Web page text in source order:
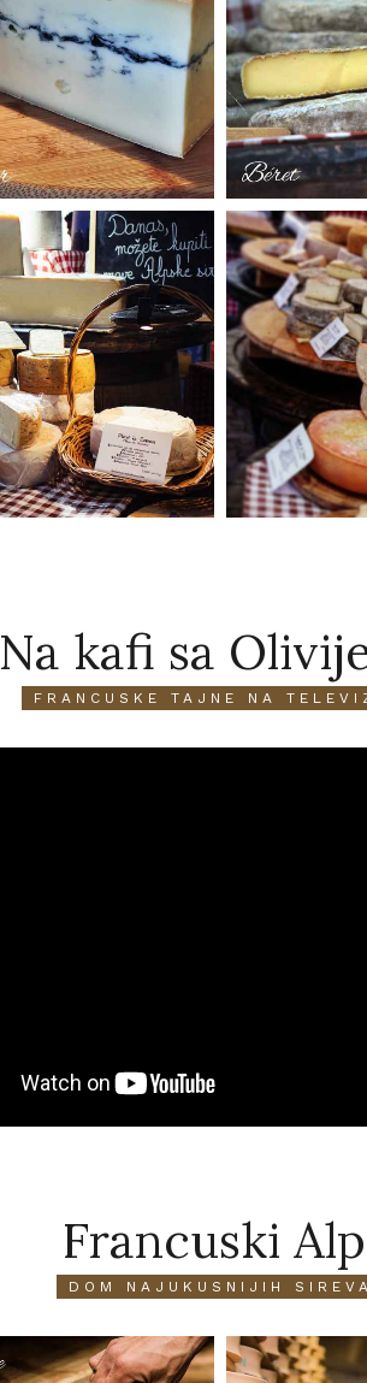
Na kafi sa
FRANCUSKE TAJNE NA
Francuski
DOM NAJUKUSNIJIH SIREVA